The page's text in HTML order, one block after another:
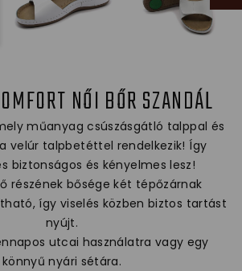
NŐI BŐR SZANDÁL
műanyag csúszásgátló talppal és
velúr talpbetéttel rendelkezik! Így
biztonságos és kényelmes lesz!
részének bősége két tépőzárnak
így viselés közben biztos tartást
nyújt.
utcai használatra vagy egy
könnyű nyári sétára.